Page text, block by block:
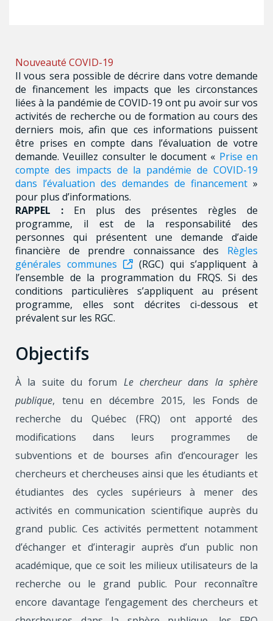
Nouveauté COVID-19
Il vous sera possible de décrire dans votre demande
de financement les impacts que les circonstances
liées à la pandémie de COVID-19 ont pu avoir sur vos
activités de recherche ou de formation au cours des
derniers mois, afin que ces informations puissent
être prises en compte dans l’évaluation de votre
demande. Veuillez consulter le document « Prise en
compte des impacts de la pandémie de COVID-19
dans l’évaluation des demandes de financement »
pour plus d’informations.
RAPPEL : En plus des présentes règles de
programme, il est de la responsabilité des
personnes qui présentent une demande d’aide
financière de prendre connaissance des Règles
générales communes
(RGC) qui s’appliquent à
l’ensemble de la programmation du FRQS. Si des
conditions particulières s’appliquent au présent
programme, elles sont décrites ci-dessous et
prévalent sur les RGC.
Objectifs
À la suite du forum Le chercheur dans la sphère
publique, tenu en décembre 2015, les Fonds de
recherche du Québec (FRQ) ont apporté des
modifications dans leurs programmes de
subventions et de bourses afin d’encourager les
chercheurs et chercheuses ainsi que les étudiants et
étudiantes des cycles supérieurs à mener des
activités en communication scientifique auprès du
grand public. Ces activités permettent notamment
d’échanger et d’interagir auprès d’un public non
académique, que ce soit les milieux utilisateurs de la
recherche ou le grand public. Pour reconnaître
encore davantage l’engagement des chercheurs et